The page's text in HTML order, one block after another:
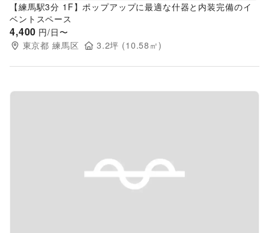
【練馬駅3分 1F】ポップアップに最適な什器と内装完備のイ
ベントスペース
4,400 円/日〜
東京都 練馬区 3.2坪 (10.58 ㎡)
Previous slide